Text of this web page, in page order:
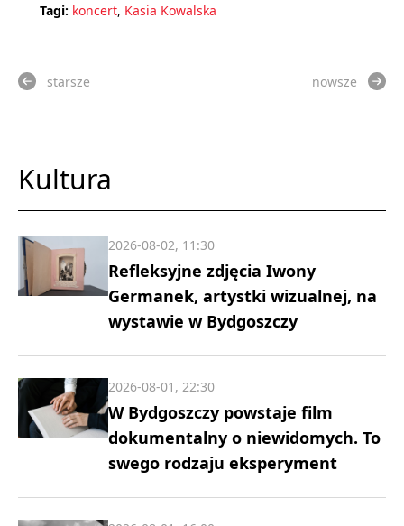
Tagi: koncert, Kasia Kowalska
starsze nowsze
Kultura
Refleksyjne zdjęcia Iwony
Germanek, artystki wizualnej, na
wystawie w Bydgoszczy
2026-08-02, 11:30
W Bydgoszczy powstaje film
dokumentalny o niewidomych. To
swego rodzaju eksperyment
2026-08-01, 22:30